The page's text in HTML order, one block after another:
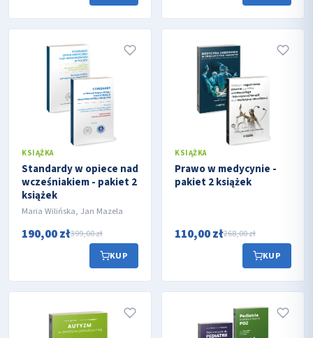
KSIĄŻKA
Standardy w opiece nad
wcześniakiem - pakiet 2
książek
Maria Wilińska, Jan Mazela
190,00 zł399,00 zł
KUP
KSIĄŻKA
Prawo w medycynie -
pakiet 2 książek
110,00 zł268,00 zł
KUP